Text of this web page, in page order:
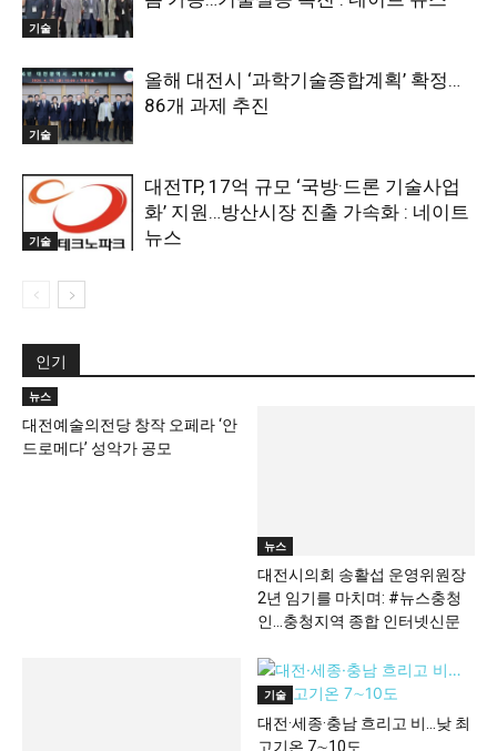
기술
기술
올해 대전시 ‘과학기술종합계획’ 확정…
86개 과제 추진
기술
대전TP, 17억 규모 ‘국방·드론 기술사업
화’ 지원…방산시장 진출 가속화 : 네이트
뉴스
인기
뉴스
대전예술의전당 창작 오페라 ‘안
드로메다’ 성악가 공모
뉴스
대전시의회 송활섭 운영위원장
2년 임기를 마치며: #뉴스충청
인…충청지역 종합 인터넷신문
기술
대전·세종·충남 흐리고 비…낮 최
고기온 7∼10도